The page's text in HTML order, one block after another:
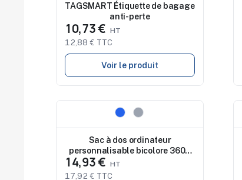
TAGSMART Étiquette de bagage
anti-perte
10,73 €
12,88 € TTC
Voir le produit
Sac à dos ordinateur
personnalisable bicolore 360D
Stockholm Bag
14,93 €
17,92 € TTC